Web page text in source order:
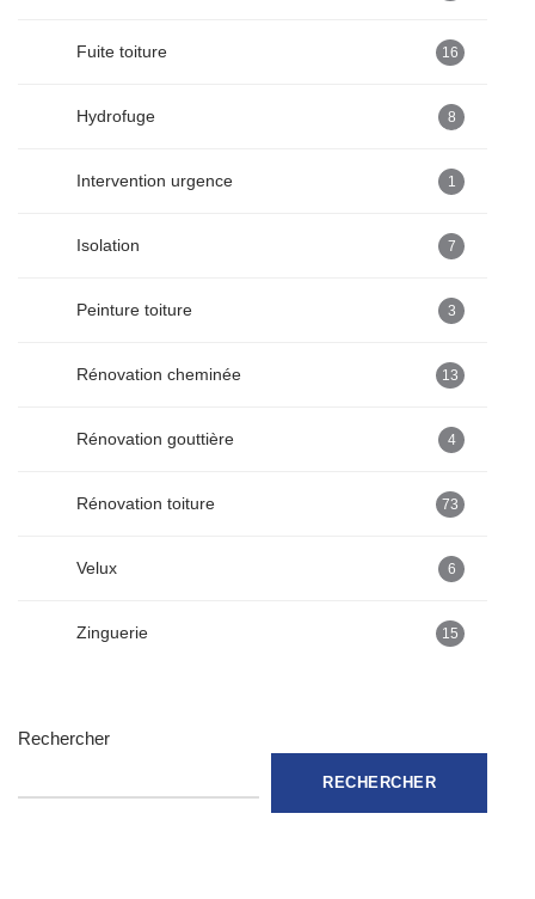
Fuite toiture 16
Hydrofuge 8
Intervention urgence 1
Isolation 7
Peinture toiture 3
Rénovation cheminée 13
Rénovation gouttière 4
Rénovation toiture 73
Velux 6
Zinguerie 15
Rechercher
RECHERCHER